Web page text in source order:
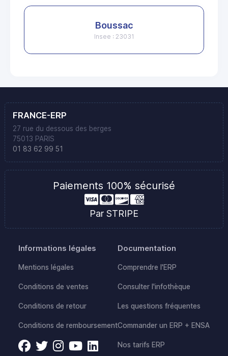
Boussac
Insee : 23031
FRANCE-ERP
27 rue du dessous des berges
75013 PARIS
01 83 62 99 51
Paiements 100% sécurisé
Par STRIPE
Informations légales
Mentions légales
Conditions de ventes
Conditions de retour
Conditions de remboursement
Documentation
Comprendre l'ERP
Consulter l'infothèque
Les questions fréquentes
Commander un ERP + ENSA
Nos tarifs ERP